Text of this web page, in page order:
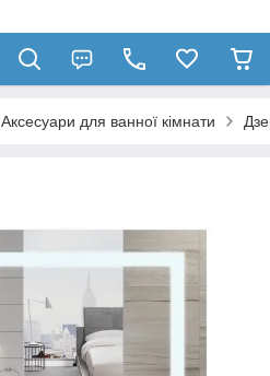
Аксесуари для ванної кімнати